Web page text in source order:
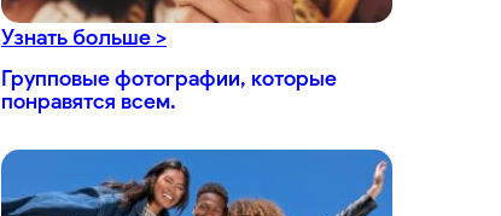
Узнать больше >
Групповые фотографии, которые
понравятся всем.